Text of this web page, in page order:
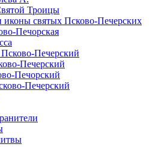
Троицы
святых Псково-Печерских
Печорская
Печерский
Печерский
Печорский
Печерский